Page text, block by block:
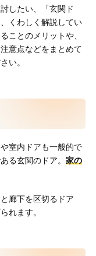
したい、「玄関ド
くわしく解説してい
ことのメリットや、
意点などをまとめて
い。
室内ドアも一般的で
る玄関のドア。 家の
廊下を区切るドア
れます。